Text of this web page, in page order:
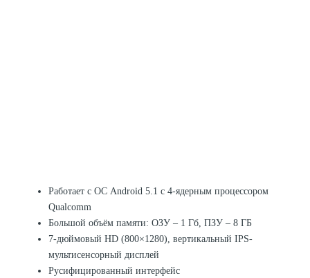
Работает с ОС Android 5.1 с 4-ядерным процессором
Qualcomm
Большой объём памяти: ОЗУ – 1 Гб, ПЗУ – 8 ГБ
7-дюймовый HD (800×1280), вертикальный IPS-
мультисенсорный дисплей
Русифицированный интерфейс